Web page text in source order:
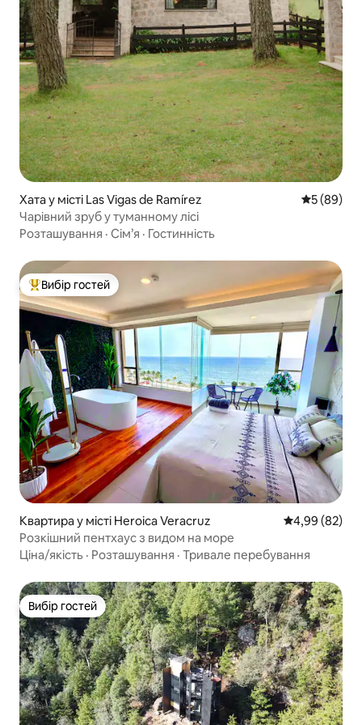
Хата у місті Las Vigas de Ramírez Середня
5 (89)
Чарівний зруб у туманному лісі
Розташування · Сім’я · Гостинність
Топ вибір гостей
Вибір гостей
Квартира у місті Heroica Veracruz Середня
4,99 (82)
Розкішний пентхаус з видом на море
Ціна/якість · Розташування · Тривале перебування
Вибір гостей
Вибір гостей